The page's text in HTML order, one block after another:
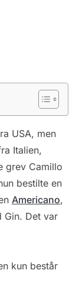
USA, men
Italien,
grev Camillo
bestilte en
Americano,
Gin. Det var
kun består